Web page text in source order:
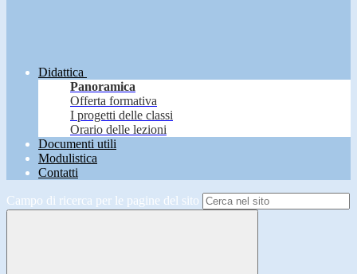
Didattica
Panoramica
Offerta formativa
I progetti delle classi
Orario delle lezioni
Documenti utili
Modulistica
Contatti
Campo di ricerca per le pagine del sito